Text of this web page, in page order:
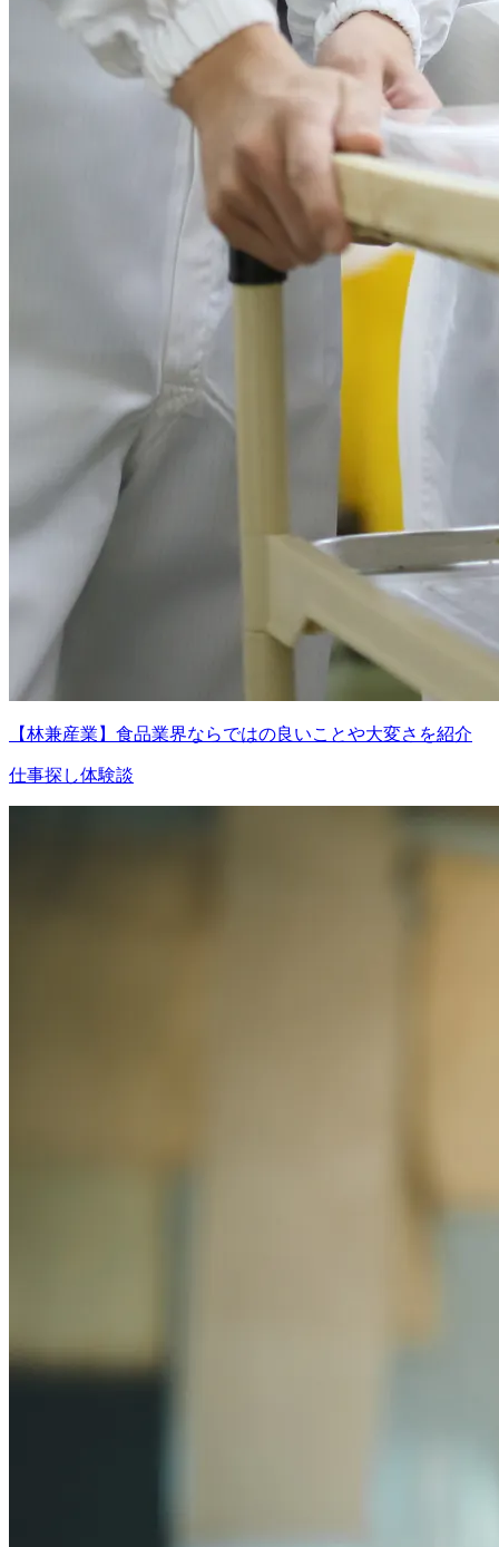
【林兼産業】食品業界ならではの良いことや大変さを紹介
仕事探し体験談